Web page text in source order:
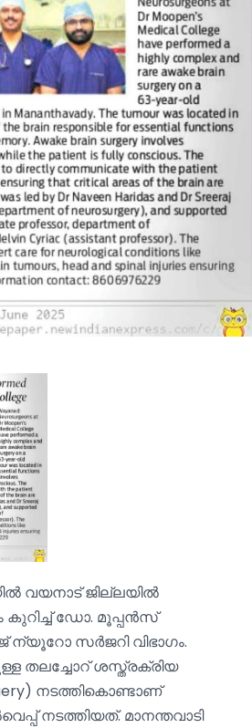
വയനാട് ജില്ലയിൽ
ഡോ. മൂപ്പൻസ്
ന്യൂറോ സർജറി വിഭാഗം.
തലച്ചോറ് ശസ്ത്രക്രിയ
നടത്തികൊണ്ടാണ്
നടത്തിയത്. മാനന്തവാടി